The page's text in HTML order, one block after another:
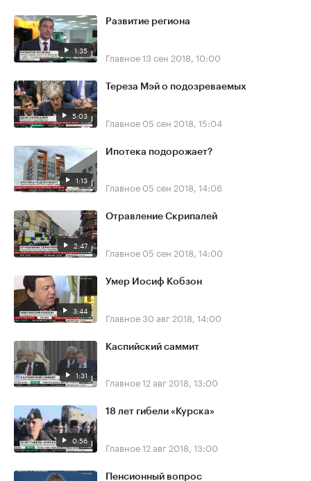
1:35
Развитие региона
Главное13 сен 2018, 10:00
5:03
Тереза Мэй о подозреваемых
Главное 05 сен 2018, 15:04
1:13
Ипотека подорожает?
Главное 05 сен 2018, 14:06
2:47
Отравление Скрипалей
Главное 05 сен 2018, 14:00
3:44
Умер Иосиф Кобзон
Главное30 авг 2018, 14:00
1:31
Каспийский саммит
Главное12 авг 2018, 13:00
0:56
18 лет гибели «Курска»
Главное12 авг 2018, 13:00
Пенсионный вопрос